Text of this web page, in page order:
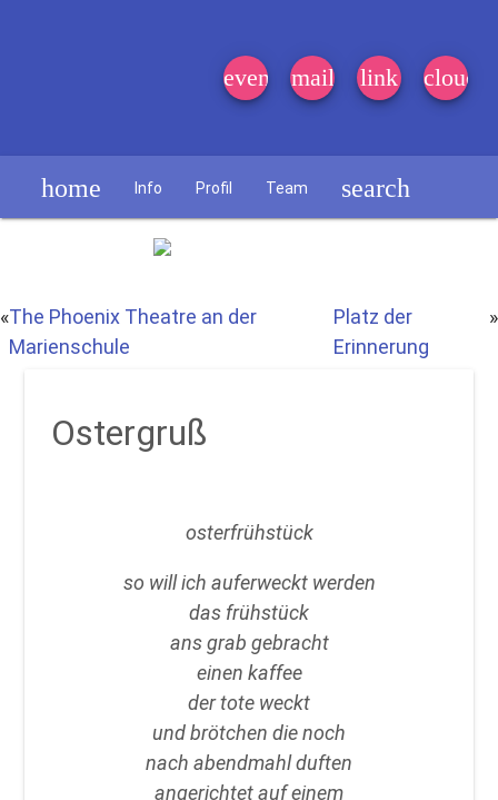
event_note
mail link cloud
home Info Profil Team search
«The Phoenix Theatre an der
Marienschule
Platz der
Erinnerung
»
Ostergruß
osterfrühstück
so will ich auferweckt werden
das frühstück
ans grab gebracht
einen kaffee
der tote weckt
und brötchen die noch
nach abendmahl duften
angerichtet auf einem